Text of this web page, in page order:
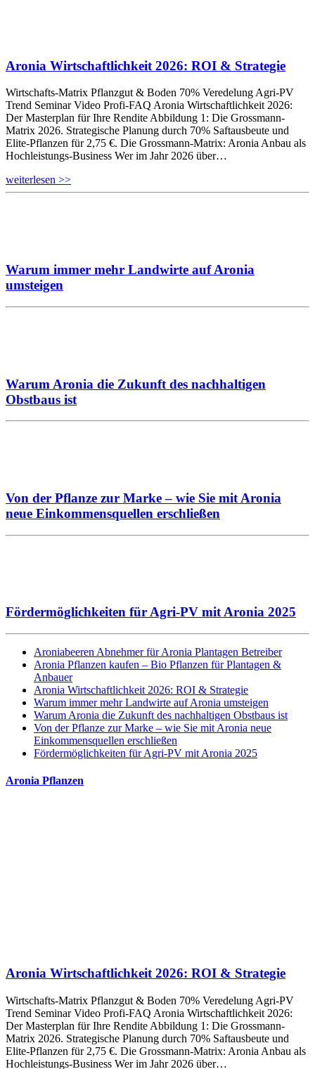
Aronia Wirtschaftlichkeit 2026: ROI & Strategie
Wirtschafts-Matrix Pflanzgut & Boden 70% Veredelung Agri-PV
Trend Seminar Video Profi-FAQ Aronia Wirtschaftlichkeit 2026:
Der Masterplan für Ihre Rendite Abbildung 1: Die Grossmann-
Matrix 2026. Strategische Planung durch 70% Saftausbeute und
Elite-Pflanzen für 2,75 €. Die Grossmann-Matrix: Aronia Anbau als
Hochleistungs-Business Wer im Jahr 2026 über…
weiterlesen >>
Warum immer mehr Landwirte auf Aronia
umsteigen
Warum Aronia die Zukunft des nachhaltigen
Obstbaus ist
Von der Pflanze zur Marke – wie Sie mit Aronia
neue Einkommensquellen erschließen
Fördermöglichkeiten für Agri-PV mit Aronia 2025
Aroniabeeren Abnehmer für Aronia Plantagen Betreiber
Aronia Pflanzen kaufen – Bio Pflanzen für Plantagen &
Anbauer
Aronia Wirtschaftlichkeit 2026: ROI & Strategie
Warum immer mehr Landwirte auf Aronia umsteigen
Warum Aronia die Zukunft des nachhaltigen Obstbaus ist
Von der Pflanze zur Marke – wie Sie mit Aronia neue
Einkommensquellen erschließen
Fördermöglichkeiten für Agri-PV mit Aronia 2025
Aronia Pflanzen
Aronia Wirtschaftlichkeit 2026: ROI & Strategie
Wirtschafts-Matrix Pflanzgut & Boden 70% Veredelung Agri-PV
Trend Seminar Video Profi-FAQ Aronia Wirtschaftlichkeit 2026:
Der Masterplan für Ihre Rendite Abbildung 1: Die Grossmann-
Matrix 2026. Strategische Planung durch 70% Saftausbeute und
Elite-Pflanzen für 2,75 €. Die Grossmann-Matrix: Aronia Anbau als
Hochleistungs-Business Wer im Jahr 2026 über…